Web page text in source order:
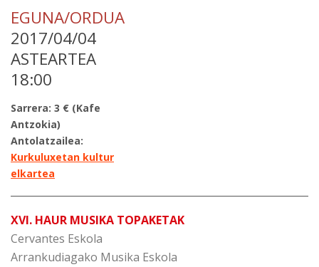
EGUNA/ORDUA
2017/04/04
ASTEARTEA
18:00
Sarrera: 3 € (Kafe
Antzokia)
Antolatzailea:
Kurkuluxetan kultur
elkartea
XVI. HAUR MUSIKA TOPAKETAK
Cervantes Eskola
Arrankudiagako Musika Eskola